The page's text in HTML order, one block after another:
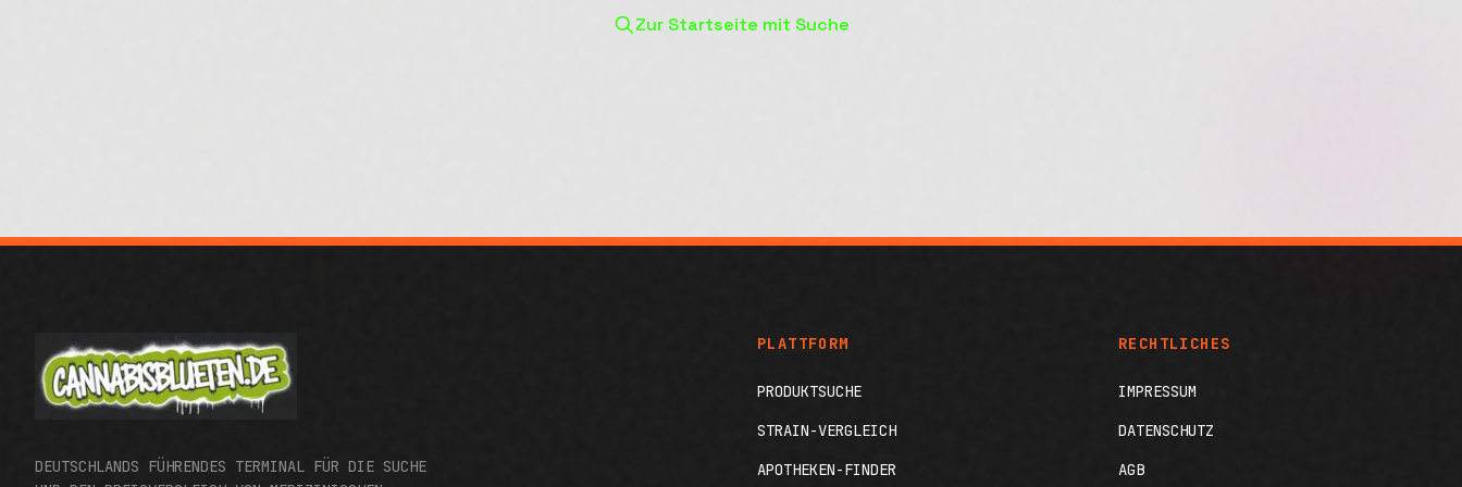
Zur Startseite mit Suche
DEUTSCHLANDS FÜHRENDES TERMINAL FÜR DIE SUCHE
PLATTFORM
PRODUKTSUCHE
STRAIN-VERGLEICH
APOTHEKEN-FINDER
RECHTLICHES
IMPRESSUM
DATENSCHUTZ
AGB